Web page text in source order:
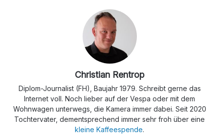
Christian Rentrop
Diplom-Journalist (FH), Baujahr 1979. Schreibt gerne das
Internet voll. Noch lieber auf der Vespa oder mit dem
Wohnwagen unterwegs, die Kamera immer dabei. Seit 2020
Tochtervater, dementsprechend immer sehr froh über eine
kleine Kaffeespende.